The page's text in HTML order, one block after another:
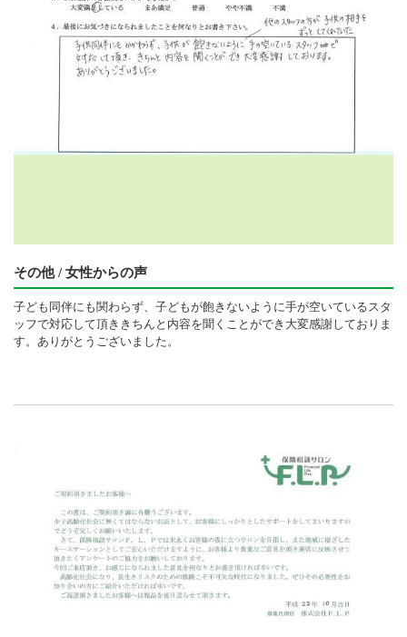
その他 / 女性からの声
子ども同伴にも関わらず、子どもが飽きないように手が空いているスタ
ッフで対応して頂ききちんと内容を聞くことができ大変感謝しておりま
す。ありがとうございました。